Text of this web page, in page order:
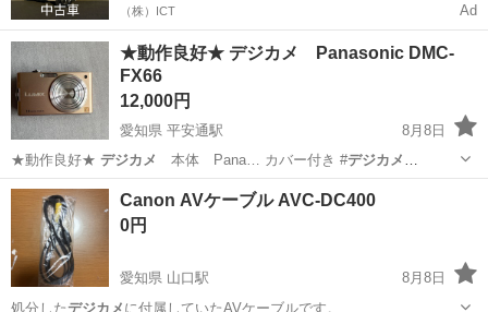
（株）ICT Ad
★動作良好★ デジカメ Panasonic DMC-
FX66
12,000円
愛知県 平安通駅
8月8日
★動作良好★ デジカメ 本体 Pana… カバー付き #デジカメ
#Panaso…
愛知 名古屋市 平安通駅 カメラ
Canon AVケーブル AVC-DC400
0円
愛知県 山口駅
8月8日
処分したデジカメ